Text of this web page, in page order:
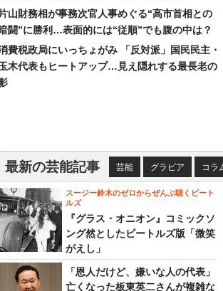
片山財務相が事務次官人事めぐる“高市首相との
闘”に勝利…表面的には“従順”でも腹の中は？
費税政局にいっちょがみ 「反対派」国民民主・
木代表もヒートアップ…見え隠れする最長老の
最新の芸能記事 芸能 グラビア コラ
スージー鈴木のゼロからぜんぶ聴くビート
ルズ
『グラス・オニオン』コミックソ
ング然としたビートルズ版「微笑
がえし」
「恩人だけど、嫌いな人の代表」
亡くなった板東英二さんが複雑な